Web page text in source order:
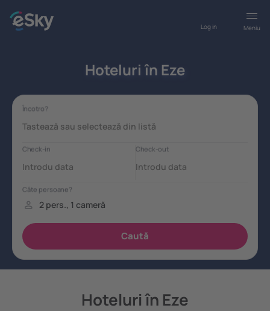
Meniu
Log in
Hoteluri în Eze
Hoteluri în Eze